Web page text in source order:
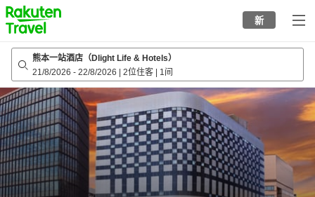
to
top
page
新
熊本一站酒店（Dlight Life & Hotels）
21/8/2026 - 22/8/2026 2位住客 1间